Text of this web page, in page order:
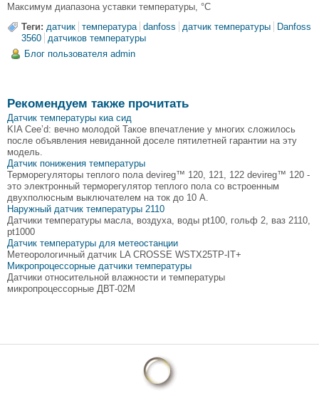
Максимум диапазона уставки температуры, °C
Теги: датчик температура danfoss датчик температуры
Danfoss
3560
датчиков температуры
Блог пользователя admin
Рекомендуем также прочитать
Датчик температуры киа сид
KIA Cee’d: вечно молодой Такое впечатление у многих сложилось
после объявления невиданной доселе пятилетней гарантии на эту
модель.
Датчик понижения температуры
Терморегуляторы теплого пола devireg™ 120, 121, 122 devireg™ 120 -
это электронный терморегулятор теплого пола со встроенным
двухполюсным выключателем на ток до 10 А.
Наружный датчик температуры 2110
Датчики температуры масла, воздуха, воды pt100, гольф 2, ваз 2110,
pt1000
Датчик температуры для метеостанции
Метеорологичный датчик LA CROSSE WSTX25TP-IT+
Микропроцессорные датчики температуры
Датчики относительной влажности и температуры
микропроцессорные ДВТ-02М